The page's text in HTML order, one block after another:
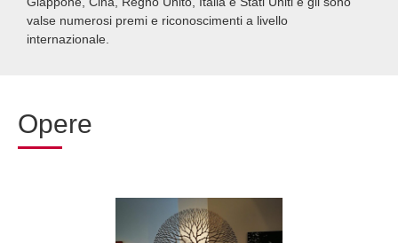
valse numerosi premi e riconoscimenti a livello
internazionale.
Opere